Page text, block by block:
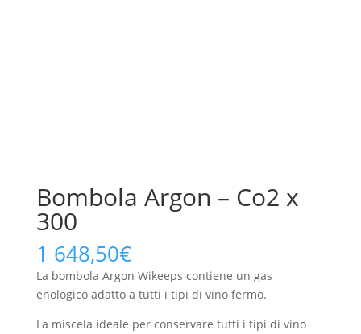
Bombola Argon – Co2 x
300
1 648,50€
La bombola Argon Wikeeps contiene un gas
enologico adatto a tutti i tipi di vino fermo.
La miscela ideale per conservare tutti i tipi di vino